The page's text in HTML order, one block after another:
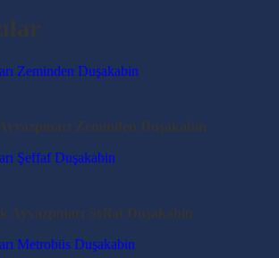
Zeminden Duşakabin
Ayvazpınarı Şeffaf Duşakabin